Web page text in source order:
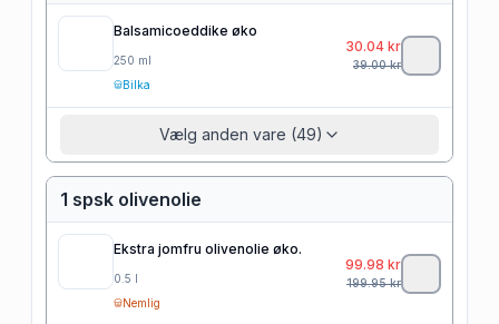
Balsamicoeddike øko
250 ml
Bilka
30.04 kr
39.00kr
Vælg anden vare (49)
1 spsk olivenolie
Ekstra jomfru olivenolie øko.
0.5 l
Nemlig
99.98 kr
199.95kr